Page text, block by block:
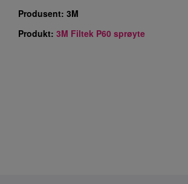
Produsent: 3M
Produkt: 3M Filtek P60 sprøyte